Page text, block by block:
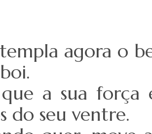
agora o
a sua força
do seu ventre.